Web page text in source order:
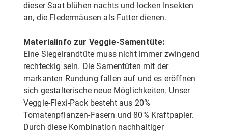
dieser Saat blühen nachts und locken Insekten
an, die Fledermäusen als Futter dienen.
Materialinfo zur Veggie-Samentüte:
Eine Siegelrandtüte muss nicht immer zwingend
rechteckig sein. Die Samentüten mit der
markanten Rundung fallen auf und es eröffnen
sich gestalterische neue Möglichkeiten. Unser
Veggie-Flexi-Pack besteht aus 20%
Tomatenpflanzen-Fasern und 80% Kraftpapier.
Durch diese Kombination nachhaltiger